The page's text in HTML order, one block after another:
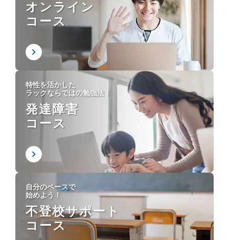
オンライン
コース
特性を活かした
ラックならではの勉強法！
発達障害
コース
自分のペースで
始めよう！
不登校サポート
コース